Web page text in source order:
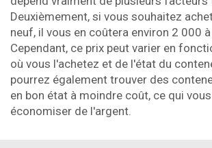
Deuxièmement, si vous souhaitez
neuf, il vous en coûtera environ 2 000
Cependant, ce prix peut varier en
où vous l'achetez et de l'état du
pourrez également trouver des
en bon état à moindre coût, ce qui
économiser de l'argent.